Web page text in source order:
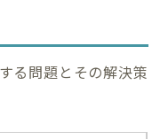
る問題とその解決策